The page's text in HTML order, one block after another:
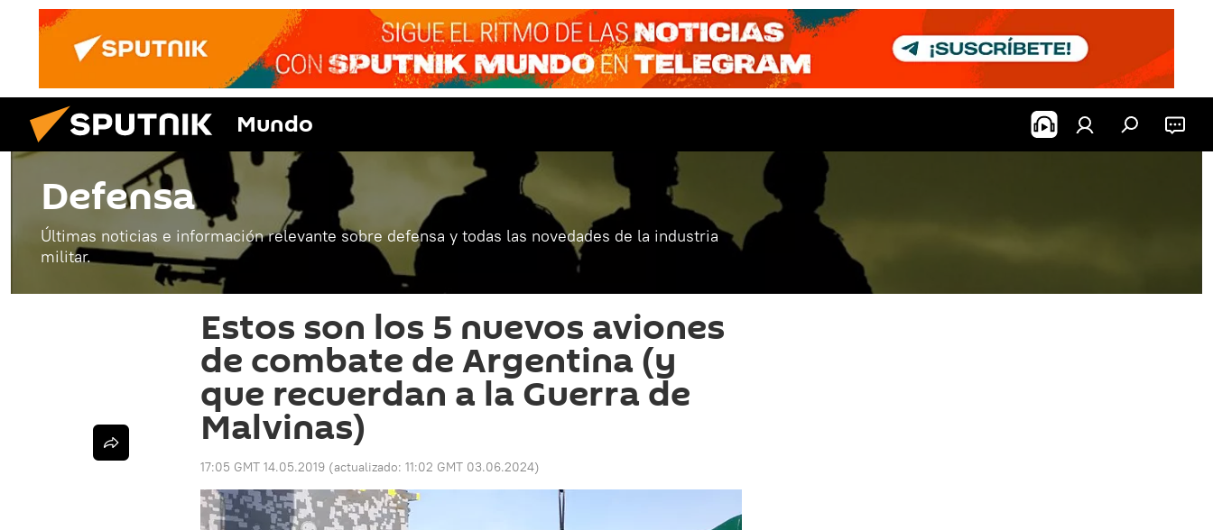
Mundo
Defensa
Últimas noticias e información relevante sobre defensa y todas las novedades de la industria
militar.
Estos son los 5 nuevos aviones
de combate de Argentina (y
que recuerdan a la Guerra de
Malvinas)
17:05 GMT 14.05.2019 (actualizado: 11:02 GMT 03.06.2024)